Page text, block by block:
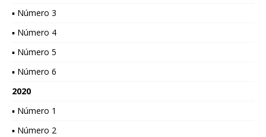
▪ Número 3
▪ Número 4
▪ Número 5
▪ Número 6
2020
▪ Número 1
▪ Número 2